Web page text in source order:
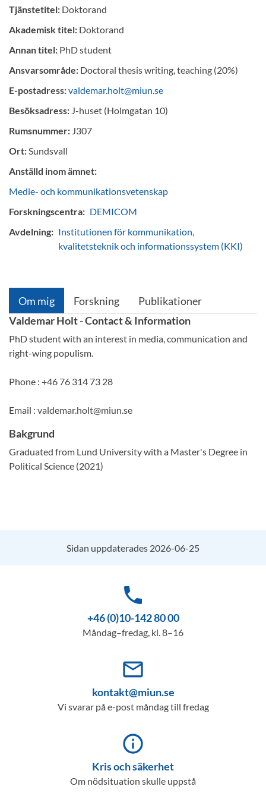
Tjänstetitel: Doktorand
Akademisk titel: Doktorand
Annan titel: PhD student
Ansvarsområde: Doctoral thesis writing, teaching (20%)
E-postadress:valdemar.holt@miun.se
Besöksadress: J-huset (Holmgatan 10)
Rumsnummer: J307
Ort:Sundsvall
Anställd inom ämnet:
Medie- och kommunikationsvetenskap
Forskningscentra: DEMICOM
Avdelning: Institutionen för kommunikation,
kvalitetsteknik och informationssystem (KKI)
Om mig Forskning
Publikationer
Valdemar Holt - Contact & Information
PhD student with an interest in media, communication and
right-wing populism.
Phone : +46 76 314 73 28
Email : valdemar.holt@miun.se
Bakgrund
Graduated from Lund University with a Master's Degree in
Political Science (2021)
Sidan uppdaterades 2026-06-25
phone
+46 (0)10-142 80 00
Måndag–fredag, kl. 8–16
mail_outline
kontakt@miun.se
Vi svarar på e-post måndag till fredag
info_outline
Kris och säkerhet
Om nödsituation skulle uppstå